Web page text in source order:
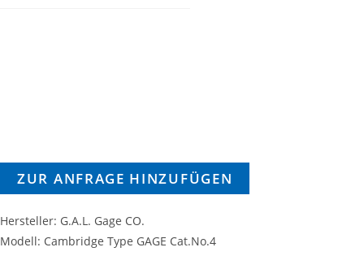
ZUR ANFRAGE HINZUFÜGEN
Hersteller: G.A.L. Gage CO.
Modell: Cambridge Type GAGE Cat.No.4